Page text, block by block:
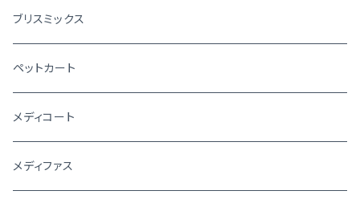
ブリスミックス
ペットカート
メディコート
メディファス